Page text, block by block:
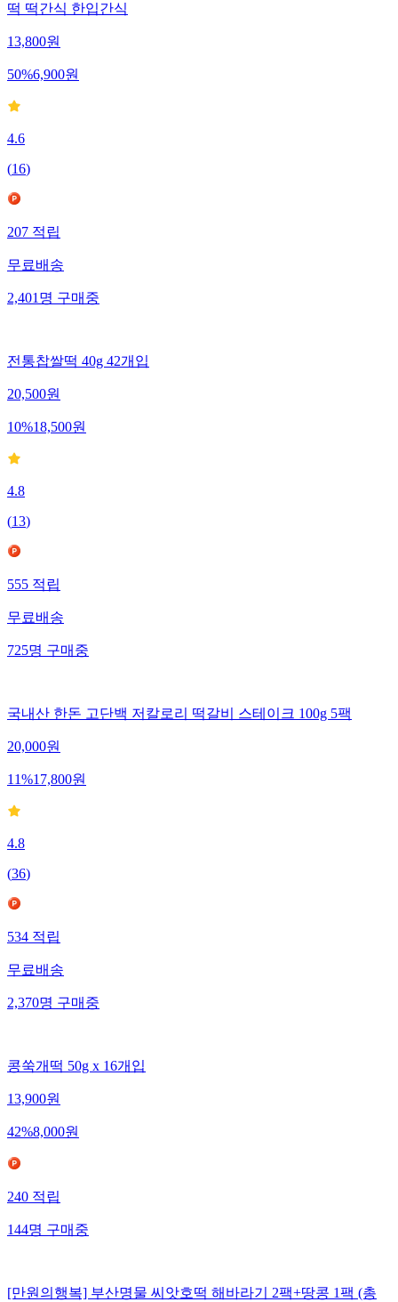
떡 떡간식 한입간식
13,800원
50%6,900원
4.6
(16)
207 적립
무료배송
2,401 명 구매중
전통찹쌀떡 40g 42개입
20,500원
10%18,500원
4.8
(13)
555 적립
무료배송
725명 구매중
국내산 한돈 고단백 저칼로리 떡갈비 스테이크 100g 5팩
20,000원
11%17,800원
4.8
(36)
534 적립
무료배송
2,370명 구매중
콩쑥개떡 50g x 16개입
13,900원
42%8,000원
240 적립
144명 구매중
[만원의행복] 부산명물 씨앗호떡 해바라기 2팩+땅콩 1팩 (총